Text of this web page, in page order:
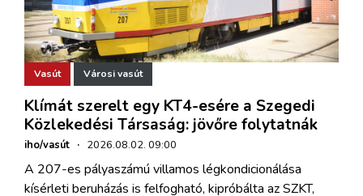
Vasút Városi vasút
Klímát szerelt egy KT4-esére a Szegedi
Közlekedési Társaság: jövőre folytatnák
iho/vasút · 2026.08.02. 09:00
A 207-es pályaszámú villamos légkondicionálása
kísérleti beruházás is felfogható, kipróbálta az SZKT,